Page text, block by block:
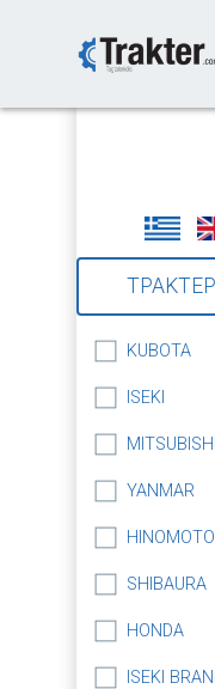
ΤΡΑΚΤΕΡ
KUBOTA
ISEKI
MITSUBISHI
YANMAR
HINOMOTO
SHIBAURA
HONDA
ISEKI